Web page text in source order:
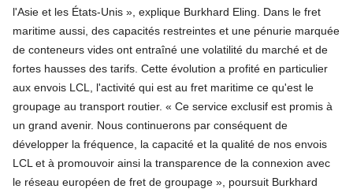
l'Asie et les États-Unis », explique Burkhard Eling. Dans le fret
maritime aussi, des capacités restreintes et une pénurie marquée
de conteneurs vides ont entraîné une volatilité du marché et de
fortes hausses des tarifs. Cette évolution a profité en particulier
aux envois LCL, l'activité qui est au fret maritime ce qu'est le
groupage au transport routier. « Ce service exclusif est promis à
un grand avenir. Nous continuerons par conséquent de
développer la fréquence, la capacité et la qualité de nos envois
LCL et à promouvoir ainsi la transparence de la connexion avec
le réseau européen de fret de groupage », poursuit Burkhard